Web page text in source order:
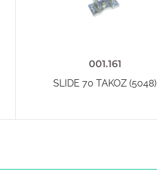
001.161
SLIDE 70 TAKOZ (5048)